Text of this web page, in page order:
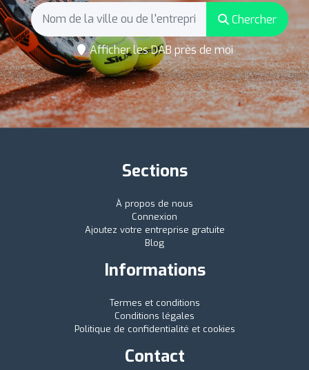
Chercher
Afficher les DAB près de moi
Sections
À propos de nous
Connexion
Ajoutez votre entreprise gratuite
Blog
Informations
Termes et conditions
Conditions légales
Politique de confidentialité et cookies
Contact